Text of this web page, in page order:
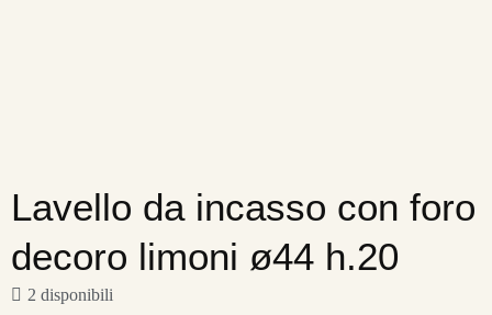
Lavello da incasso con foro
decoro limoni ø44 h.20
2 disponibili